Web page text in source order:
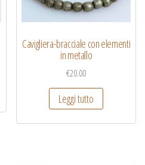
Cavigliera-bracciale con elementi
in metallo
€20.00
Leggi tutto